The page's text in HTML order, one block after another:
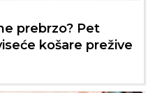
prebrzo? Pet
košare prežive